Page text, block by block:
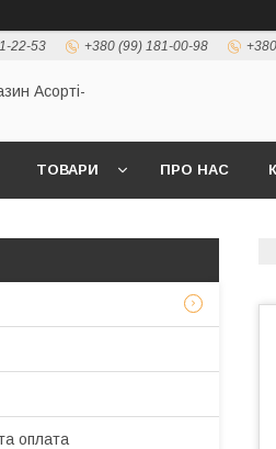
22-53 +380 (99) 181-00-98
Асорті-
ТОВАРИ ПРО НАС
оплата